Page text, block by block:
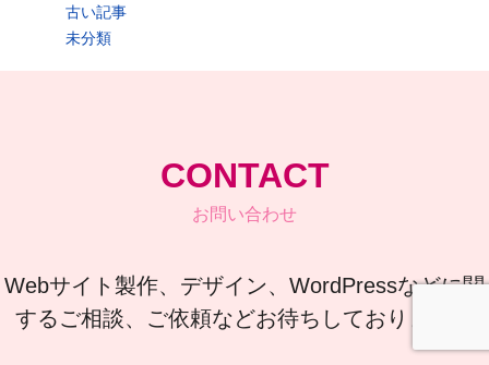
古い記事
未分類
CONTACT
お問い合わせ
Webサイト製作、デザイン、WordPressなどに関
するご相談、ご依頼などお待ちしております。